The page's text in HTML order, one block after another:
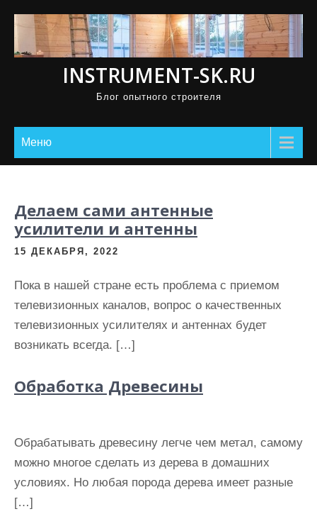
ь
INSTRUMENT-SK.RU
Блог опытного строителя
Меню
Делаем сами антенные
усилители и антенны
15 ДЕКАБРЯ, 2022
Пока в нашей стране есть проблема с приемом
телевизионных каналов, вопрос о качественных
телевизионных усилителях и антеннах будет
возникать всегда. […]
Обработка Древесины
Обрабатывать древесину легче чем метал, самому
можно многое сделать из дерева в домашних
условиях. Но любая порода дерева имеет разные
[…]